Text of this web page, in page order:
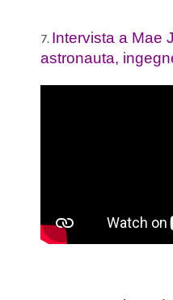
7. Intervista a Mae
astronauta,